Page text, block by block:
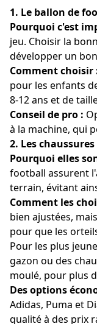
1. Le ballon de
Pourquoi c'est
jeu. Choisir la
développer un
Comment choisir
pour les enfants
8-12 ans et de
Conseil de pro :
à la machine, qui
2. Les
Pourquoi elles
football assurent
terrain, évitant
Comment les
bien ajustées,
pour que les
Pour les plus
gazon ou des
moulé, pour plus
Des options
Adidas, Puma et
qualité à des prix